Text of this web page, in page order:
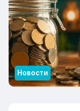
Новости